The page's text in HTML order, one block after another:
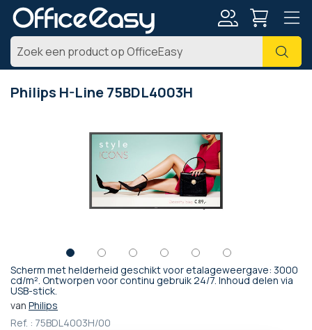
Zoek
Philips H-Line 75BDL4003H
Scherm met helderheid geschikt voor etalageweergave: 3000
cd/m². Ontworpen voor continu gebruik 24/7. Inhoud delen via
USB-stick.
van Philips
Ref. : 75BDL4003H/00
Ga
naar
het
begin